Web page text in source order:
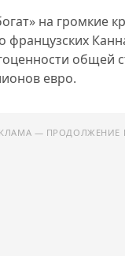
на громкие
французских
общей
евро.
— ПРОДОЛЖЕНИЕ